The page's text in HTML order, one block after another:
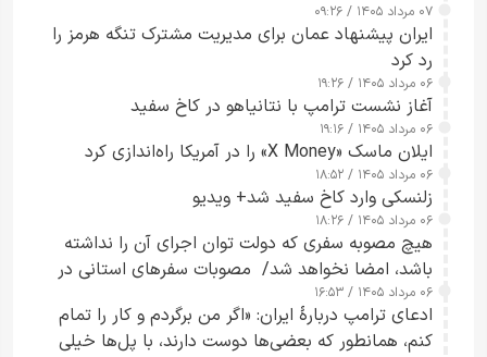
۰۷ مرداد ۱۴۰۵ / ۰۹:۲۶
ایران پیشنهاد عمان برای مدیریت مشترک تنگه هرمز را
رد کرد
۰۶ مرداد ۱۴۰۵ / ۱۹:۲۶
آغاز نشست ترامپ با نتانیاهو در کاخ سفید
۰۶ مرداد ۱۴۰۵ / ۱۹:۱۶
ایلان ماسک «X Money» را در آمریکا راه‌اندازی کرد
۰۶ مرداد ۱۴۰۵ / ۱۸:۵۲
زلنسکی وارد کاخ سفید شد+ ویدیو
۰۶ مرداد ۱۴۰۵ / ۱۸:۲۶
هیچ مصوبه سفری که دولت توان اجرای آن را نداشته
باشد، امضا نخواهد شد/ مصوبات سفرهای استانی در
چارچوب قانون بودجه است+ عکس
۰۶ مرداد ۱۴۰۵ / ۱۶:۵۳
ادعای ترامپ دربارهٔ ایران: «اگر من برگردم و کار را تمام
کنم، همانطور که بعضی‌ها دوست دارند، با پل‌ها خیلی